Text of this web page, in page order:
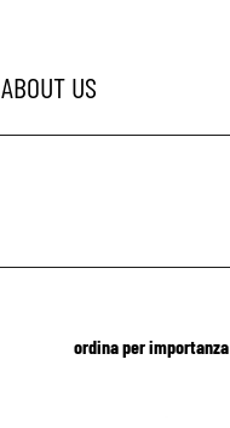
ABOUT US
ordina per importanza